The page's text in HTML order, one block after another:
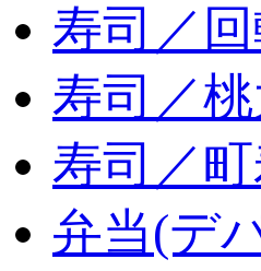
寿司／回
寿司／
寿司／町
弁当(デ